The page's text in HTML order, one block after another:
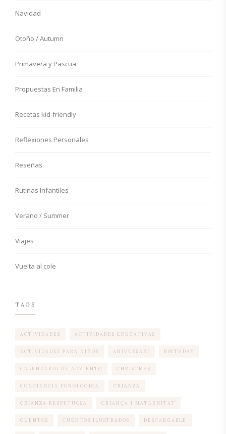
Navidad
Otoño / Autumn
Primavera y Pascua
Propuestas En Familia
Recetas kid-friendly
Reflexiones Personales
Reseñas
Rutinas Infantiles
Verano / Summer
Viajes
Vuelta al cole
TAGS
ACTIVIDADES ACTIVIDADES EDUCATIVAS
ACTIVIDADES PARA NIÑOS ANIVERSARI BIRTHDAY
CALENDARIO DE ADVIENTO CHRISTMAS
CONCIENCIA FONOLOGICA CRIANZA
CRIANZA RESPETUOSA CRIANÇA I MATERNITAT
CUENTOS CUENTOS ILUSTRADOS DESCARGABLE